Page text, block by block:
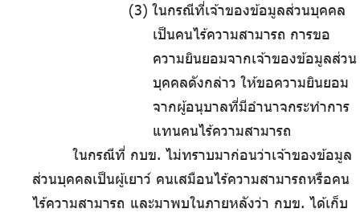
ในกรณีที่เจ้าของข้อมูลส่วนบุคคล
เป็นคนไร้ความสามารถ การขอ
ความยินยอมจากเจ้าของข้อมูลส่วน
บุคคลดังกล่าว ให้ขอความยินยอม
จากผู้อนุบาลที่มีอำนาจกระทำการ
แทนคนไร้ความสามารถ
ในกรณีที่ กบข. ไม่ทราบมาก่อนว่าเจ้าของข้อมูล
ส่วนบุคคลเป็นผู้เยาว์ คนเสมือนไร้ความสามารถหรือคน
ไร้ความสามารถ และมาพบในภายหลังว่า กบข. ได้เก็บ